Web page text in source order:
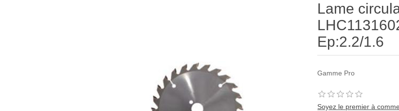
Lame
Ep:2.2/1.6
Gamme Pro
Soyez le premier à